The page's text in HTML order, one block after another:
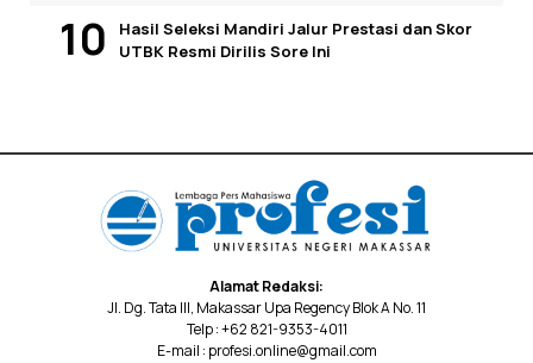
Hasil Seleksi Mandiri Jalur Prestasi dan Skor
UTBK Resmi Dirilis Sore Ini
Alamat Redaksi:
Jl. Dg. Tata III, Makassar Upa Regency Blok A No. 11
Telp : +62 821-9353-4011
E-mail : profesi.online@gmail.com